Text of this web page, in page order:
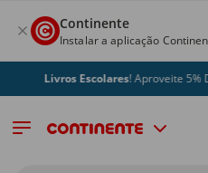
Continente
Instalar a aplicação
Livros Escolares! Aproveite 5%